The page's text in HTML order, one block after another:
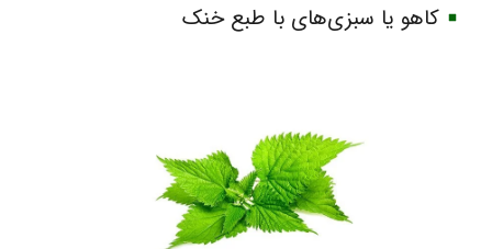
کاهو یا سبزی‌های با طبع خنک